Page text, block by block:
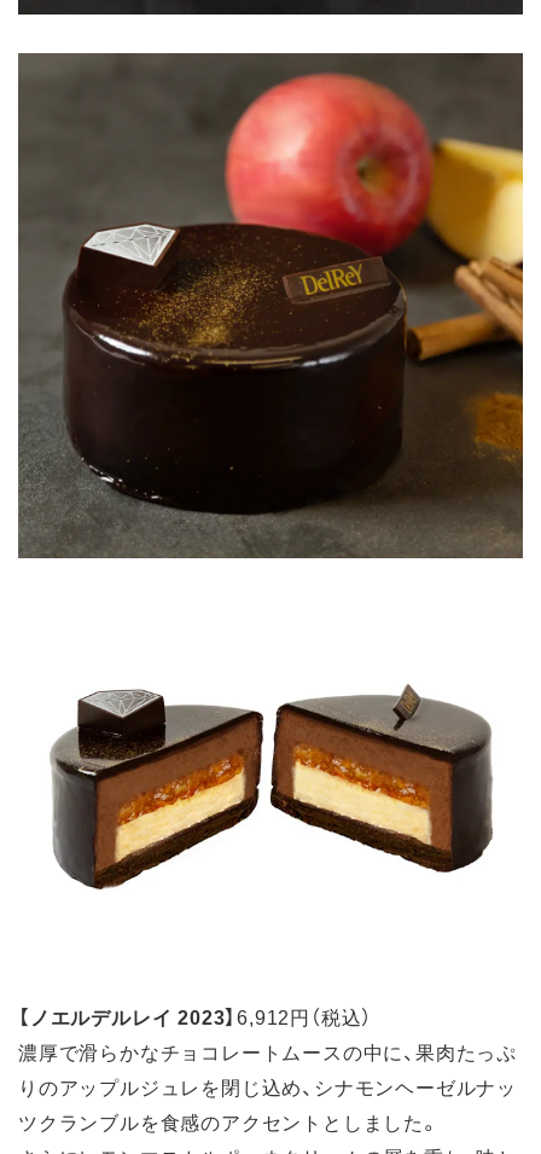
【ノエルデルレイ 2023】6,912円（税込）
濃厚で滑らかなチョコレートムースの中に、果肉たっぷ
りのアップルジュレを閉じ込め、シナモンヘーゼルナッ
ツクランブルを食感のアクセントとしました。